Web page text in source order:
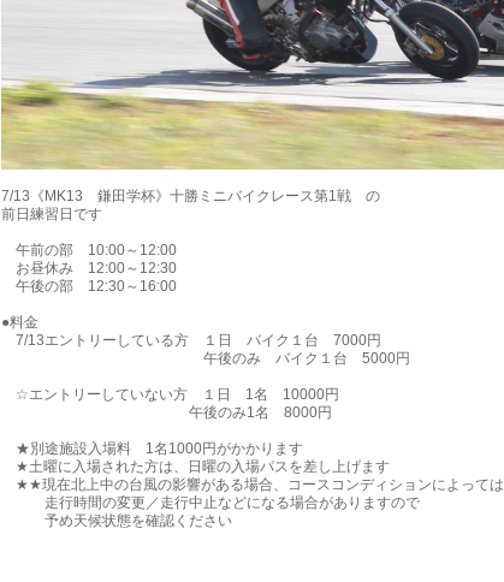
7/13《MK13 鎌田学杯》十勝ミニバイクレース第1戦 の
前日練習日です
午前の部 10:00～12:00
お昼休み 12:00～12:30
午後の部 12:30～16:00
●料金
7/13エントリーしている方 １日 バイク１台 7000円
午後のみ バイク１台 5000円
☆エントリーしていない方 １日 1名 10000円
午後のみ1名 8000円
★別途施設入場料 1名1000円がかかります
★土曜に入場された方は、日曜の入場パスを差し上げます
★★現在北上中の台風の影響がある場合、コースコンディションによっては
走行時間の変更／走行中止などになる場合がありますので
予め天候状態を確認ください